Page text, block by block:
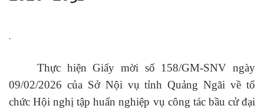
.
Thực hiện Giấy mời số 158/GM-SNV ngày
09/02/2026 của Sở Nội vụ tỉnh Quảng Ngãi về tổ
chức Hội nghị tập huấn nghiệp vụ công tác bầu cử đại